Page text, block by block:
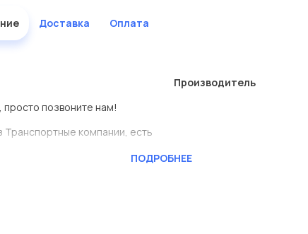
Доставка Оплата
просто позвоните нам!
компании, есть
Производитель
ПОДРОБНЕЕ